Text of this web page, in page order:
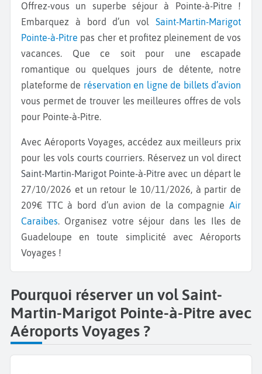
Offrez-vous un superbe séjour à Pointe-à-Pitre !
Embarquez à bord d’un vol Saint-Martin-Marigot
Pointe-à-Pitre pas cher et profitez pleinement de vos
vacances. Que ce soit pour une escapade
romantique ou quelques jours de détente, notre
plateforme de réservation en ligne de billets d’avion
vous permet de trouver les meilleures offres de vols
pour Pointe-à-Pitre.
Avec Aéroports Voyages, accédez aux meilleurs prix
pour les vols courts courriers. Réservez un vol direct
Saint-Martin-Marigot Pointe-à-Pitreavec un départ le
27/10/2026 et un retour le 10/11/2026, à partir de
209€ TTC à bord d’un avion de la compagnie Air
Caraibes. Organisez votre séjour dans les Iles de
Guadeloupe en toute simplicité avec Aéroports
Voyages !
Pourquoi réserver un vol Saint-
Martin-Marigot Pointe-à-Pitre avec
Aéroports Voyages ?